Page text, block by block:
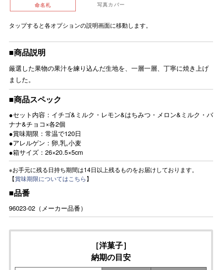
命名札 写真カバー
タップすると各オプションの説明画面に移動します。
■商品説明
厳選した果物の果汁を練り込んだ生地を、一層一層、丁寧に焼き上げ
ました。
■商品スペック
●セット内容：イチゴ&ミルク・レモン&はちみつ・メロン&ミルク・バ
ナナ&チョコ×各2個
●賞味期限：常温で120日
●アレルゲン：卵,乳,小麦
●箱サイズ：26×20.5×5cm
※お手元に残る日持ち期間は14日以上残るものをお届けしております。
【賞味期限についてはこちら】
■品番
96023-02（メーカー品番）
［洋菓子］
納期の目安